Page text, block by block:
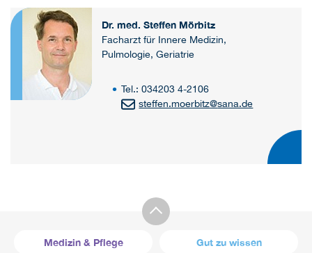
Dr. med. Steffen Mörbitz
Facharzt für Innere Medizin,
Pulmologie, Geriatrie
Tel.: 034203 4-2106
steffen.moerbitz@sana.de
Medizin & Pflege Gut zu wissen